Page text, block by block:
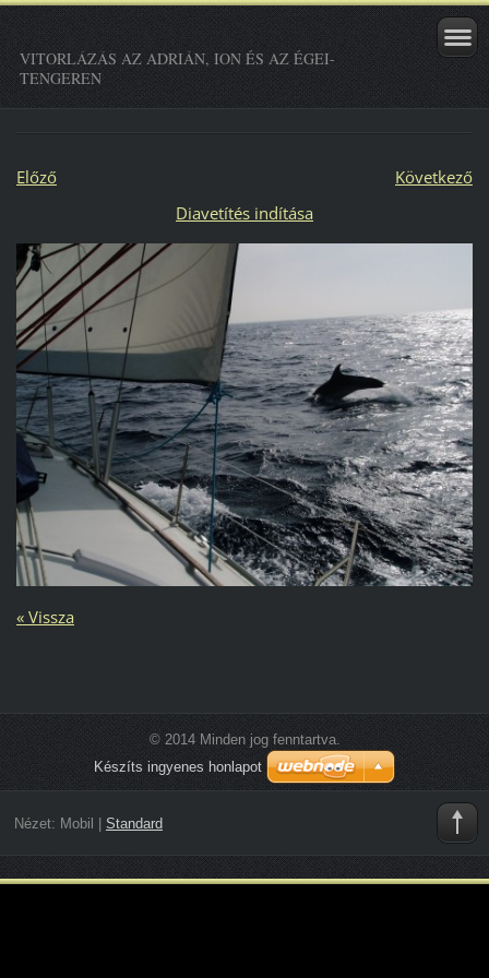
VITORLÁZÁS AZ ADRIÁN, ION ÉS AZ ÉGEI-
TENGEREN
Előző
Következő
Diavetítés indítása
« Vissza
© 2014 Minden jog fenntartva.
Készíts ingyenes honlapot
Nézet: Mobil Standard